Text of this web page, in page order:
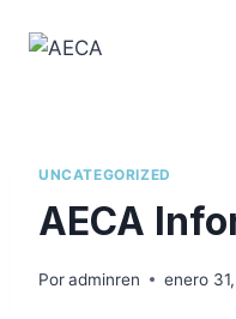
UNCATEGORIZED
AECA
Poradminren enero